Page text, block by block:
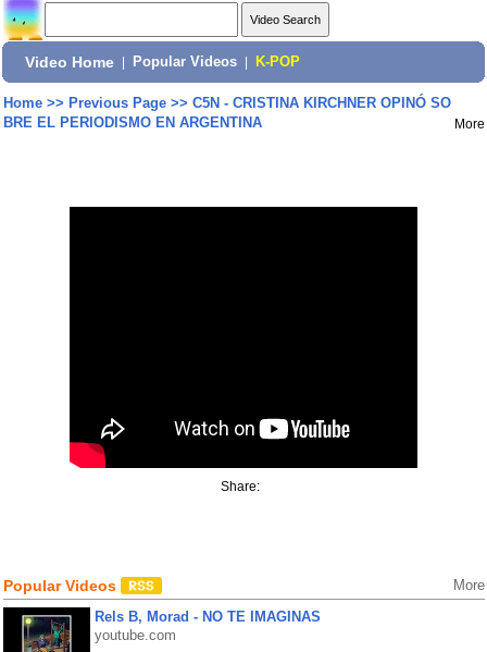
Video Home Popular Videos K-POP
Home>> Previous Page>> C5N - CRISTINA KIRCHNER OPINÓ SO
BRE EL PERIODISMO EN ARGENTINA
More
Share:
Popular Videos More
Rels B, Morad - NO TE IMAGINAS
youtube.com